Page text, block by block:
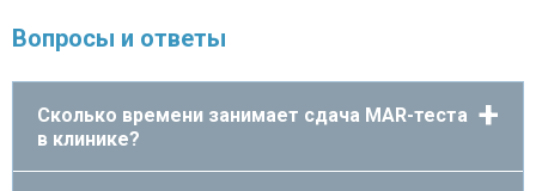
Вопросы и ответы
Сколько времени занимает сдача MAR-теста
в клинике?